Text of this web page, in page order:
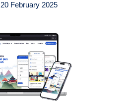
20 February 2025